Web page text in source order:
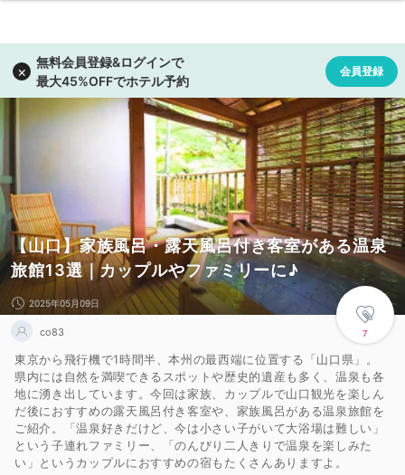
【山口】家族風呂・露天風呂付き客室がある温泉
旅館13選｜カップルやファミリーに♪
7
2025年05月09日
co83
東京から飛行機で1時間半、本州の最西端に位置する「山口県」。
県内には自然を満喫できるスポットや歴史的遺産も多く、温泉も各
地に湧き出しています。今回は家族、カップルで山口観光を楽しん
だ後におすすめの露天風呂付き客室や、家族風呂がある温泉旅館を
ご紹介。「温泉好きだけど、今は小さい子がいて大浴場は難しい」
という子連れファミリー、「のんびり二人きりで温泉を楽しみた
い」というカップルにおすすめの宿もたくさんありますよ。